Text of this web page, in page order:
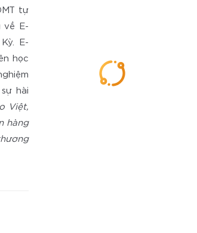
tự
về E-
E-
học
hài
Việt,
hàng